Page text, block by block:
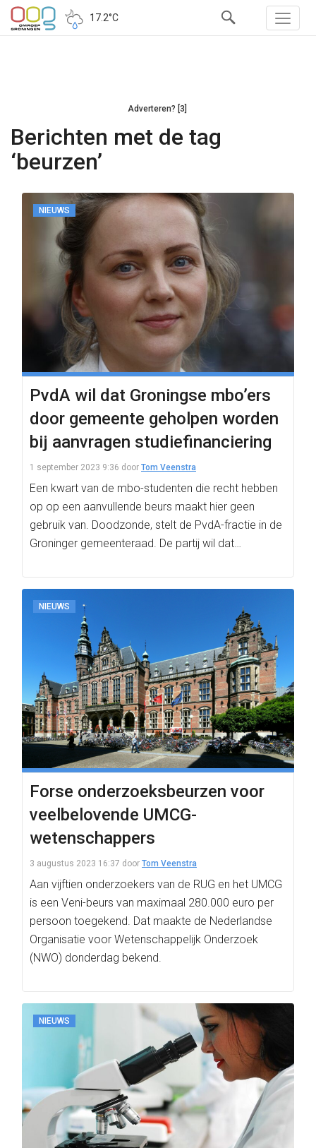
17.2°C
Adverteren? [3]
Berichten met de tag
‘beurzen’
NIEUWS
PvdA wil dat Groningse mbo’ers
door gemeente geholpen worden
bij aanvragen studiefinanciering
1 september 2023 9:36 door Tom Veenstra
Een kwart van de mbo-studenten die recht hebben
op op een aanvullende beurs maakt hier geen
gebruik van. Doodzonde, stelt de PvdA-fractie in de
Groninger gemeenteraad. De partij wil dat…
NIEUWS
Forse onderzoeksbeurzen voor
veelbelovende UMCG-
wetenschappers
3 augustus 2023 16:37 door Tom Veenstra
Aan vijftien onderzoekers van de RUG en het UMCG
is een Veni-beurs van maximaal 280.000 euro per
persoon toegekend. Dat maakte de Nederlandse
Organisatie voor Wetenschappelijk Onderzoek
(NWO) donderdag bekend.
NIEUWS